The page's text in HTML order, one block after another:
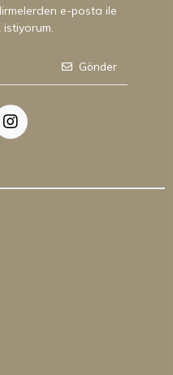
e-posta ile
Gönder